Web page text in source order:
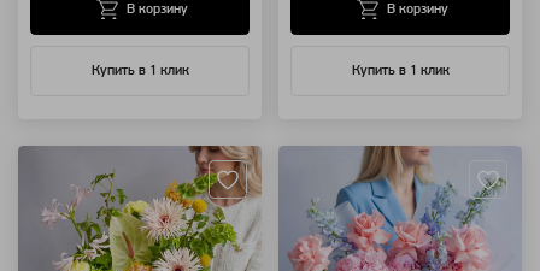
Купить в 1 клик
В корзину
Купить в 1 клик
В корзину